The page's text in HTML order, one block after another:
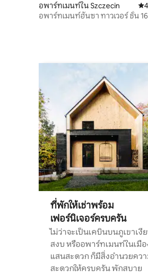
อพาร์ทเมนท์ใน Szczecin คะ
อพาร์ทเมนท์ฮันซา ทาวเวอร์ ชั้น 16
ที่พักให้เช่าพร้อม
เฟอร์นิเจอร์ครบครัน
ไม่ว่าจะเป็นเคบินบนภูเขาเงี
สงบ หรืออพาร์ทเมนท์ในเมือ
แสนสะดวก ก็มีสิ่งอำนวยคว
สะดวกให้ครบครัน พักสบาย